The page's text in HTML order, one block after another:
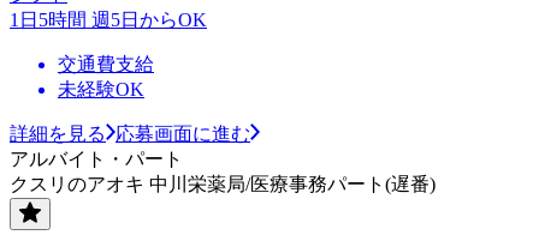
1日5時間 週5日からOK
交通費支給
未経験OK
詳細を見る
応募画面に進む
アルバイト・パート
クスリのアオキ 中川栄薬局/医療事務パート(遅番)